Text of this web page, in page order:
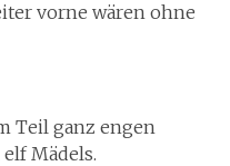
vorne wären ohne
Teil ganz engen
Mädels.